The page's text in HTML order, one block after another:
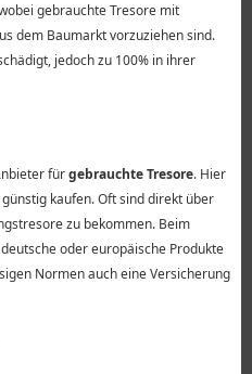
gebrauchte Tresore mit
dem Baumarkt vorzuziehen sind.
jedoch zu 100% in ihrer
fürgebrauchte Tresore. Hier
kaufen. Oft sind direkt über
zu bekommen. Beim
oder europäische Produkte
Normen auch eine Versicherung